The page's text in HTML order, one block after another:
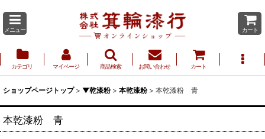
メニュー カート
カテゴリ マイページ 商品検索 お問い合わせ カート
ショップページトップ > ▼乾漆粉 > 本乾漆粉 > 本乾漆粉 青
本乾漆粉 青